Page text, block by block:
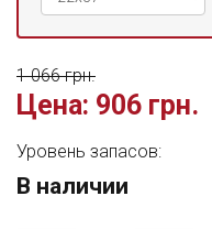
Цена: 906 грн.
1 066 грн.
Уровень запасов:
В наличии